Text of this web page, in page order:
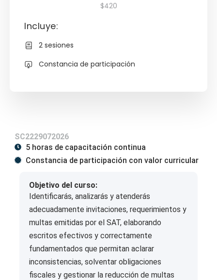
SC2229072026
5 horas de capacitación continua
Constancia de participación con valor curricular
Objetivo del curso:
Identificarás, analizarás y atenderás
adecuadamente invitaciones, requerimientos y
multas emitidas por el SAT, elaborando
escritos efectivos y correctamente
fundamentados que permitan aclarar
inconsistencias, solventar obligaciones
fiscales y gestionar la reducción de multas
$420
Incluye:
2 sesiones
Constancia de participación